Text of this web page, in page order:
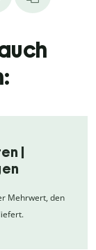
|
Mehrwert, den